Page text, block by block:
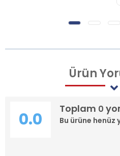
Ürün
Toplam 0
Bu ürüne henüz
0.0